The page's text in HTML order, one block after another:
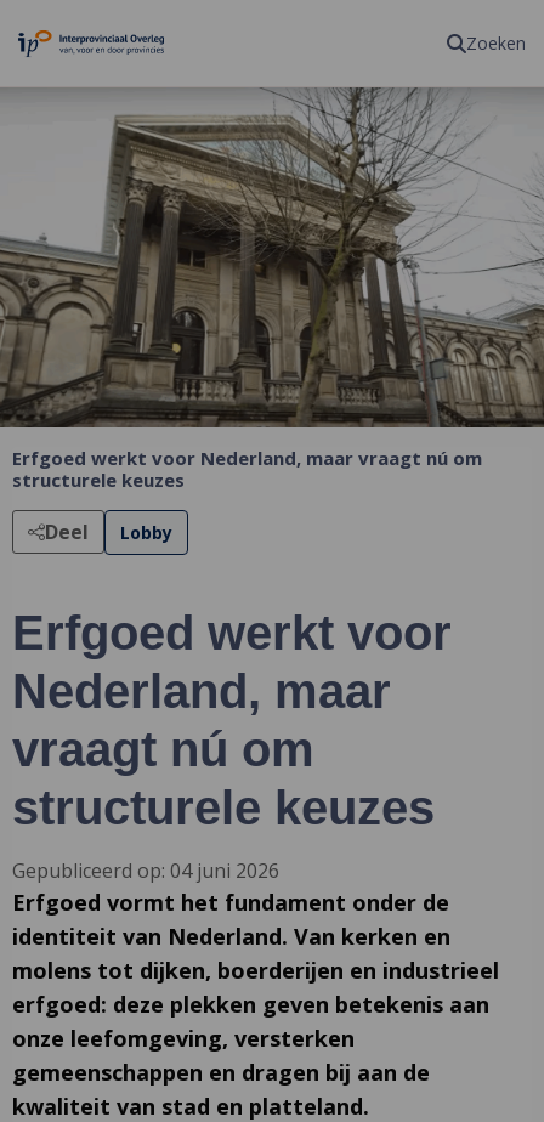
Homepagina Zoeken
Erfgoed werkt voor Nederland, maar vraagt nú om
structurele keuzes
Deel Lobby
Erfgoed werkt voor
Nederland, maar
vraagt nú om
structurele keuzes
Gepubliceerd op: 04 juni 2026
Erfgoed vormt het fundament onder de
identiteit van Nederland. Van kerken en
molens tot dijken, boerderijen en industrieel
erfgoed: deze plekken geven betekenis aan
onze leefomgeving, versterken
gemeenschappen en dragen bij aan de
kwaliteit van stad en platteland.